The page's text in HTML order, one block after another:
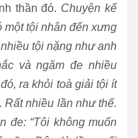
thần đó. Chuyện kể
một tội nhân đến xưng
tội nặng như anh
và ngăm đe nhiều
ra khỏi toà giải tội ít
Rất nhiều lần như thế.
đe: “Tôi không muốn